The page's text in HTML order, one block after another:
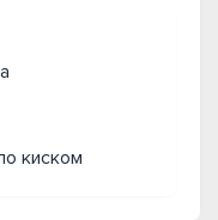
киском